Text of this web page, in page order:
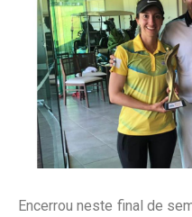
Encerrou neste final de